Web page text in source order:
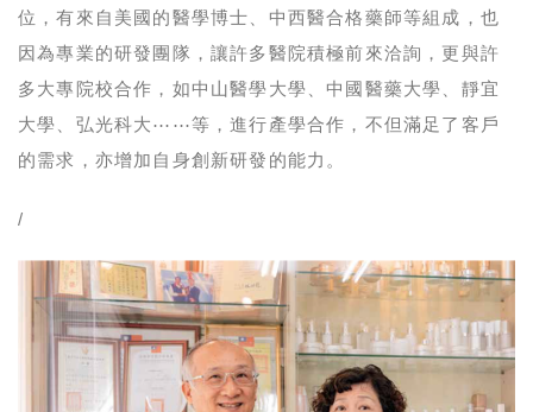
位，有來自美國的醫學博士、中西醫合格藥師等組成，也
因為專業的研發團隊，讓許多醫院積極前來洽詢，更與許
多大專院校合作，如中山醫學大學、中國醫藥大學、靜宜
大學、弘光科大⋯⋯等，進行產學合作，不但滿足了客戶
的需求，亦增加自身創新研發的能力。
/